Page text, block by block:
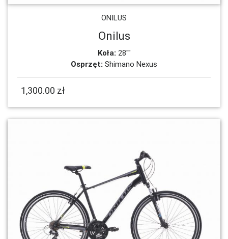
ONILUS
Onilus
Koła: 28""
Osprzęt: Shimano Nexus
1,300.00 zł